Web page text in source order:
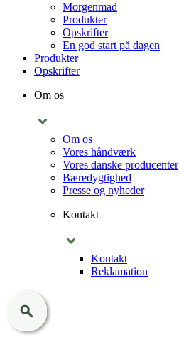
Morgenmad
Produkter
Opskrifter
En god start på dagen
Produkter
Opskrifter
Om os
Om os
Vores håndværk
Vores danske producenter
Bæredygtighed
Presse og nyheder
Kontakt
Kontakt
Reklamation